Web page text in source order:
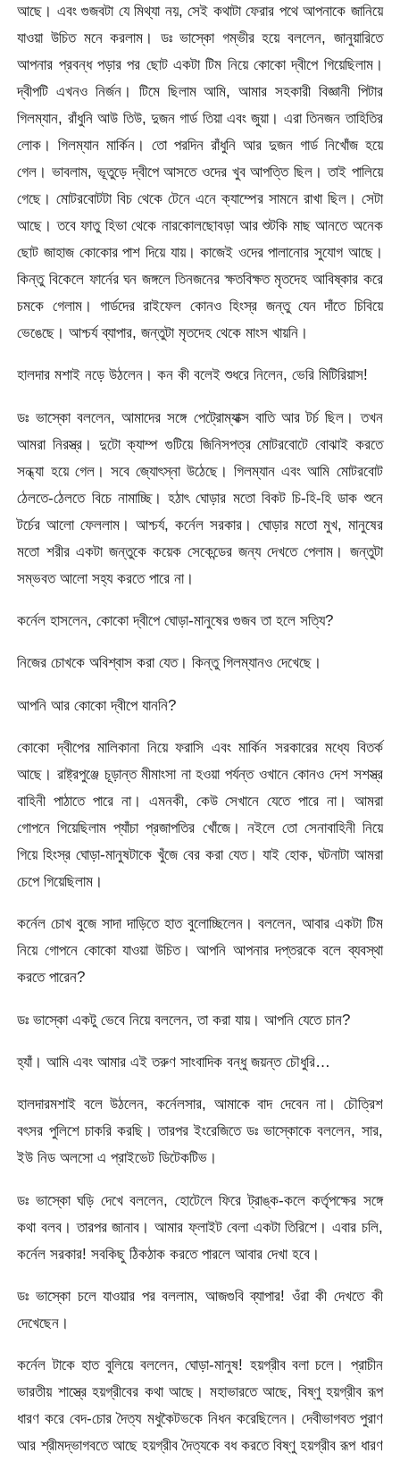
আছে। এবং গুজবটা যে মিথ্যা নয়, সেই কথাটা ফেরার পথে আপনাকে জানিয়ে
যাওয়া উচিত মনে করলাম। ডঃ ভাস্কো গম্ভীর হয়ে বললেন, জানুয়ারিতে
আপনার প্রবন্ধ পড়ার পর ছোট একটা টিম নিয়ে কোকো দ্বীপে গিয়েছিলাম।
দ্বীপটি এখনও নির্জন। টিমে ছিলাম আমি, আমার সহকারী বিজ্ঞানী পিটার
গিলম্যান, রাঁধুনি আউ তিউ, দুজন গার্ড তিয়া এবং জুয়া। এরা তিনজন তাহিতির
লোক। গিলম্যান মার্কিন। তো পরদিন রাঁধুনি আর দুজন গার্ড নিখোঁজ হয়ে
গেল। ভাবলাম, ভূতুড়ে দ্বীপে আসতে ওদের খুব আপত্তি ছিল। তাই পালিয়ে
গেছে। মোটরবোটটা বিচ থেকে টেনে এনে ক্যাম্পের সামনে রাখা ছিল। সেটা
আছে। তবে ফাতু হিভা থেকে নারকোলছোবড়া আর শুটকি মাছ আনতে অনেক
ছোট জাহাজ কোকোর পাশ দিয়ে যায়। কাজেই ওদের পালানোর সুযোগ আছে।
কিন্তু বিকেলে ফার্নের ঘন জঙ্গলে তিনজনের ক্ষতবিক্ষত মৃতদেহ আবিষ্কার করে
চমকে গেলাম। গার্ডদের রাইফেল কোনও হিংস্র জন্তু যেন দাঁতে চিবিয়ে
ভেঙেছে। আশ্চর্য ব্যাপার, জন্তুটা মৃতদেহ থেকে মাংস খায়নি।
হালদার মশাই নড়ে উঠলেন। কন কী বলেই শুধরে নিলেন, ভেরি মিটিরিয়াস!
ডঃ ভাস্কো বললেন, আমাদের সঙ্গে পেট্রোম্যাক্স বাতি আর টর্চ ছিল। তখন
আমরা নিরস্ত্র। দুটো ক্যাম্প গুটিয়ে জিনিসপত্র মোটরবোটে বোঝাই করতে
সন্ধ্যা হয়ে গেল। সবে জ্যোৎস্না উঠেছে। গিলম্যান এবং আমি মোটরবোট
ঠেলতে-ঠেলতে বিচে নামাচ্ছি। হঠাৎ ঘোড়ার মতো বিকট চি-হি-হি ডাক শুনে
টর্চের আলো ফেললাম। আশ্চর্য, কর্নেল সরকার। ঘোড়ার মতো মুখ, মানুষের
মতো শরীর একটা জন্তুকে কয়েক সেকেন্ডের জন্য দেখতে পেলাম। জন্তুটা
সম্ভবত আলো সহ্য করতে পারে না।
কর্নেল হাসলেন, কোকো দ্বীপে ঘোড়া-মানুষের গুজব তা হলে সত্যি?
নিজের চোখকে অবিশ্বাস করা যেত। কিন্তু গিলম্যানও দেখেছে।
আপনি আর কোকো দ্বীপে যাননি?
কোকো দ্বীপের মালিকানা নিয়ে ফরাসি এবং মার্কিন সরকারের মধ্যে বিতর্ক
আছে। রাষ্ট্রপুঞ্জে চূড়ান্ত মীমাংসা না হওয়া পর্যন্ত ওখানে কোনও দেশ সশস্ত্র
বাহিনী পাঠাতে পারে না। এমনকী, কেউ সেখানে যেতে পারে না। আমরা
গোপনে গিয়েছিলাম প্যাঁচা প্রজাপতির খোঁজে। নইলে তো সেনাবাহিনী নিয়ে
গিয়ে হিংস্র ঘোড়া-মানুষটাকে খুঁজে বের করা যেত। যাই হোক, ঘটনাটা আমরা
চেপে গিয়েছিলাম।
কর্নেল চোখ বুজে সাদা দাড়িতে হাত বুলোচ্ছিলেন। বললেন, আবার একটা টিম
নিয়ে গোপনে কোকো যাওয়া উচিত। আপনি আপনার দপ্তরকে বলে ব্যবস্থা
করতে পারেন?
ডঃ ভাস্কো একটু ভেবে নিয়ে বললেন, তা করা যায়। আপনি যেতে চান?
হ্যাঁ। আমি এবং আমার এই তরুণ সাংবাদিক বন্ধু জয়ন্ত চৌধুরি…
হালদারমশাই বলে উঠলেন, কর্নেলসার, আমাকে বাদ দেবেন না। চৌত্রিশ
বৎসর পুলিশে চাকরি করছি। তারপর ইংরেজিতে ডঃ ভাস্কোকে বললেন, সার,
ইউ নিড অলসো এ প্রাইভেট ডিটেকটিভ।
ডঃ ভাস্কো ঘড়ি দেখে বললেন, হোটেলে ফিরে ট্রাঙ্ক-কলে কর্তৃপক্ষের সঙ্গে
কথা বলব। তারপর জানাব। আমার ফ্লাইট বেলা একটা তিরিশে। এবার চলি,
কর্নেল সরকার! সবকিছু ঠিকঠাক করতে পারলে আবার দেখা হবে।
ডঃ ভাস্কো চলে যাওয়ার পর বললাম, আজগুবি ব্যাপার! ওঁরা কী দেখতে কী
দেখেছেন।
কর্নেল টাকে হাত বুলিয়ে বললেন, ঘোড়া-মানুষ! হয়গ্রীব বলা চলে। প্রাচীন
ভারতীয় শাস্ত্রে হয়গ্রীবের কথা আছে। মহাভারতে আছে, বিষ্ণু হয়গ্রীব রূপ
ধারণ করে বেদ-চোর দৈত্য মধুকৈটভকে নিধন করেছিলেন। দেবীভাগবত পুরাণ
আর শ্রীমদ্ভাগবতে আছে হয়গ্রীব দৈত্যকে বধ করতে বিষ্ণু হয়গ্রীব রূপ ধারণ